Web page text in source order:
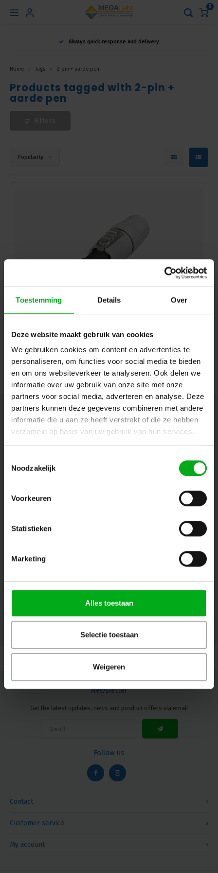
Toestemming Details Over
Deze website maakt gebruik van cookies
We gebruiken cookies om content en advertenties te
personaliseren, om functies voor social media te bieden
en om ons websiteverkeer te analyseren. Ook delen we
informatie over uw gebruik van onze site met onze
partners voor social media, adverteren en analyse. Deze
partners kunnen deze gegevens combineren met andere
informatie die u aan ze heeft verstrekt of die ze hebben
verzameld op basis van uw gebruik van hun services.
Noodzakelijk
Voorkeuren
Statistieken
Marketing
Alles toestaan
Selectie toestaan
Weigeren
Hoofdmenu
0
Always quick response and delivery
Home Tags 2-pin + aarde pen
Products tagged with 2-pin +
aarde pen
Popularity
Neutrik | NAC3FCB-1-D | powerCON 20A cable section 2
Neutrik | NAC3FCB-1-D
Login for prices
Contact
Newsletter
Get the latest updates, news and product offers via email
© Copyright 2026 Megalight sa/nv - Theme by
Contact
Newsletter
Get the latest updates, news and product offers via email
Follow us
Customer service
My account